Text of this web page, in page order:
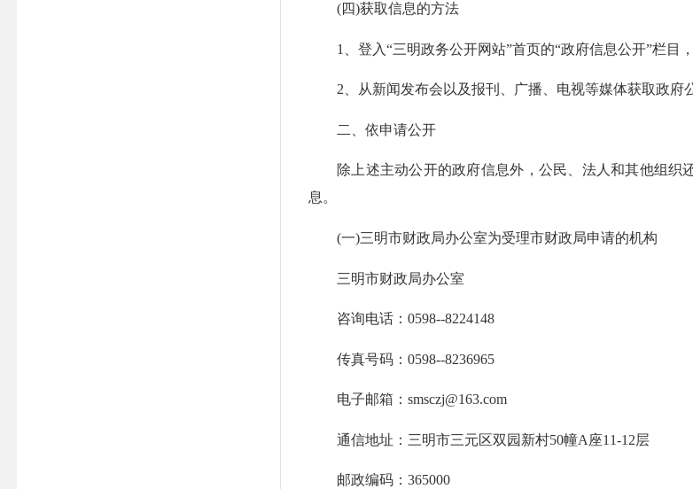
(四)获取信息的方法
1、登入“三明政务公开网站”首页的“政府信息公开”栏目，
2、从新闻发布会以及报刊、广播、电视等媒体获取政府公
二、依申请公开
除上述主动公开的政府信息外，公民、法人和其他组织
息。
(一)三明市财政局办公室为受理市财政局申请的机构
三明市财政局办公室
咨询电话：0598--8224148
传真号码：0598--8236965
电子邮箱：smsczj@163.com
通信地址：三明市三元区双园新村50幢A座11-12层
邮政编码：365000